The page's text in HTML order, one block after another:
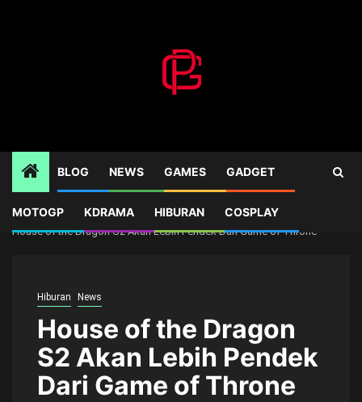
BLOG NEWS GAMES GADGET
MOTOGP KDRAMA HIBURAN COSPLAY
Home
News
House of the Dragon S2 Akan Lebih Pendek Dari Game of Throne
Hiburan News
House of the Dragon
S2 Akan Lebih Pendek
Dari Game of Throne